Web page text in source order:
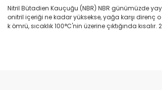
Nitril Bütadien Kauçuğu (NBR) NBR günümüzde
onitril içeriği ne kadar yüksekse, yağa karşı direnç
k ömrü, sıcaklık 100°C'nin üzerine çıktığında